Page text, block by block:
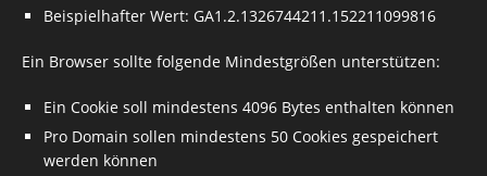
Beispielhafter Wert: GA1.2.1326744211.152211099816
Ein Browser sollte folgende Mindestgrößen unterstützen:
Ein Cookie soll mindestens 4096 Bytes enthalten können
Pro Domain sollen mindestens 50 Cookies gespeichert
werden können